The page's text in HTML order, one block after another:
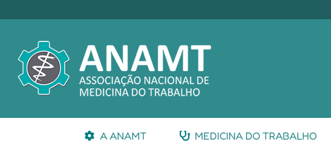
para
conteúdo
A ANAMT MEDICINA DO TRABALHO